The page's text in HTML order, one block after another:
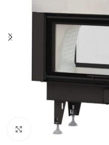
Click to enlarge